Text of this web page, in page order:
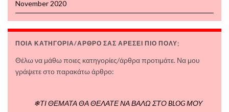
November 2020
ΠΟΙΑ ΚΑΤΗΓΟΡΙΑ/ΑΡΘΡΟ ΣΑΣ ΑΡΕΣΕΙ ΠΙΟ ΠΟΛΥ;
Θέλω να μάθω ποιες κατηγορίες/άρθρα προτιμάτε. Να μου
γράψετε στο παρακάτω άρθρο:
❄ΤΙ ΘΕΜΑΤΑ ΘΑ ΘΕΛΑΤΕ ΝΑ ΒΑΛΩ ΣΤΟ BLOG ΜΟΥ